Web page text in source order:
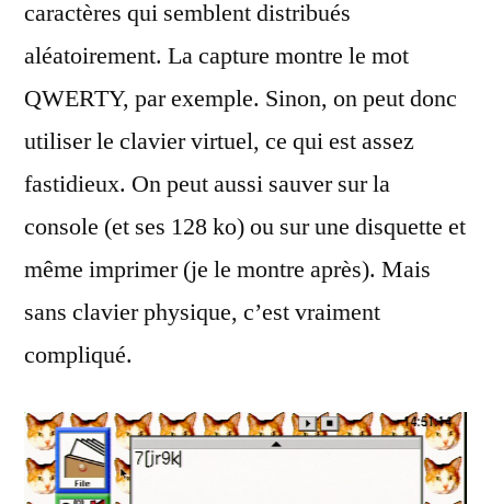
caractères qui semblent distribués
aléatoirement. La capture montre le mot
QWERTY, par exemple. Sinon, on peut donc
utiliser le clavier virtuel, ce qui est assez
fastidieux. On peut aussi sauver sur la
console (et ses 128 ko) ou sur une disquette et
même imprimer (je le montre après). Mais
sans clavier physique, c’est vraiment
compliqué.